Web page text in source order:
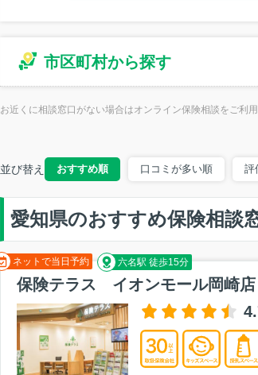
市区町村から探す
大府市(1)
丹羽郡扶桑町(1)
お近くに相談窓口がない場合はオンライン保険相談をご利用
並び替え おすすめ順 口コミが多い順 評
愛知県のおすすめ保険相談
ネットで当日予約 六名駅 徒歩15分
保険テラス イオンモール岡崎店